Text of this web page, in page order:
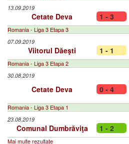
13.09.2019
Cetate Deva 1 - 3
Romania - Liga 3 Etapa 3
07.09.2019
Viitorul Dăeşti 1 - 1
Romania - Liga 3 Etapa 2
30.08.2019
Cetate Deva 0 - 4
Romania - Liga 3 Etapa 1
23.08.2019
Comunal Dumbrăviţa 1 - 2
Mai multe rezultate